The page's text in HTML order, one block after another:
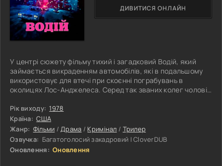
У центрі сюжету фільму тихий і загадковий Водій, який
займається викраденням автомобілів, які в подальшому
використовує для втечі при скоєнні пограбувань в
околицях Лос-Анджелеса. Серед так званих колег чоловік
вартість послуг, проте слава викрадача поширилася і за
межі злочинного світу – і тепер по його сліду йде
неврівноважений детектив, одержимий бажанням зловити
злочинця. Довгий час Водієві щастило, проте спроба
обікрасти черговий банк
Рік виходу: 1978
Країна: США
Жанр: Фільми /Драма / Кримінал / Трилер
Озвучка: Багатоголосий закадровий | CloverDUB
Оновлення: Оновлення
ДИВИТИСЯ ОНЛАЙН